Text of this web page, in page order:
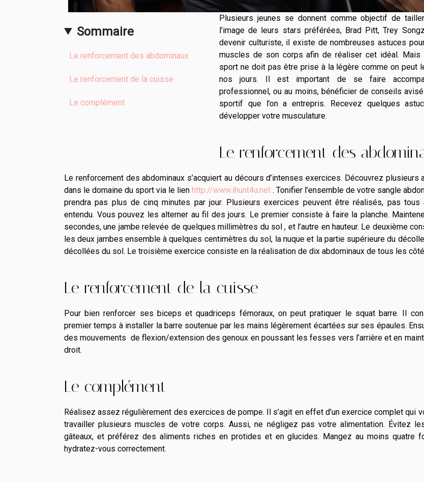
Sommaire
Le renforcement des abdominaux
Le renforcement de la cuisse
Le complément
Plusieurs jeunes se donnent comme objectif de
l’image de leurs stars préférées, Brad Pitt, Trey
devenir culturiste, il existe de nombreuses astuces
muscles de son corps afin de réaliser cet idéal. Mais
sport ne doit pas être prise à la légère comme on peut
nos jours. Il est important de se faire
professionnel, ou au moins, bénéficier de conseils
sportif que l’on a entrepris. Recevez quelques
développer votre musculature.
Le renforcement des
Le renforcement des abdominaux s’acquiert au décours d’intenses exercices. Découvrez plusieurs
dans le domaine du sport via le lien http://www.ihunt4u.net . Tonifier l’ensemble de votre sangle
prendra pas plus de cinq minutes par jour. Plusieurs exercices peuvent être réalisés, pas
entendu. Vous pouvez les alterner au fil des jours. Le premier consiste à faire la planche.
secondes, une jambe relevée de quelques millimètres du sol , et l’autre en hauteur. Le deuxième
les deux jambes ensemble à quelques centimètres du sol, la nuque et la partie supérieure du
décollées du sol. Le troisième exercice consiste en la réalisation de dix abdominaux de tous les
Le renforcement de la cuisse
Pour bien renforcer ses biceps et quadriceps fémoraux, on peut pratiquer le squat barre. Il
premier temps à installer la barre soutenue par les mains légèrement écartées sur ses épaules.
des mouvements de flexion/extension des genoux en poussant les fesses vers l’arrière et en
droit.
Le complément
Réalisez assez régulièrement des exercices de pompe. Il s’agit en effet d’un exercice complet qui
travailler plusieurs muscles de votre corps. Aussi, ne négligez pas votre alimentation. Évitez
gâteaux, et préférez des aliments riches en protides et en glucides. Mangez au moins quatre
hydratez-vous correctement.